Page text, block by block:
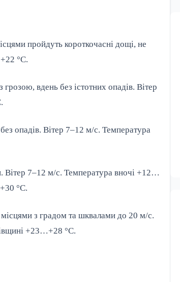
пройдуть короткочасні дощі, не
°С.
вдень без істотних опадів. Вітер
опадів. Вітер 7–12 м/с. Температура
Вітер 7–12 м/с. Температура вночі +12…
°С.
місцями з градом та шквалами до 20 м/с.
+23…+28 °С.